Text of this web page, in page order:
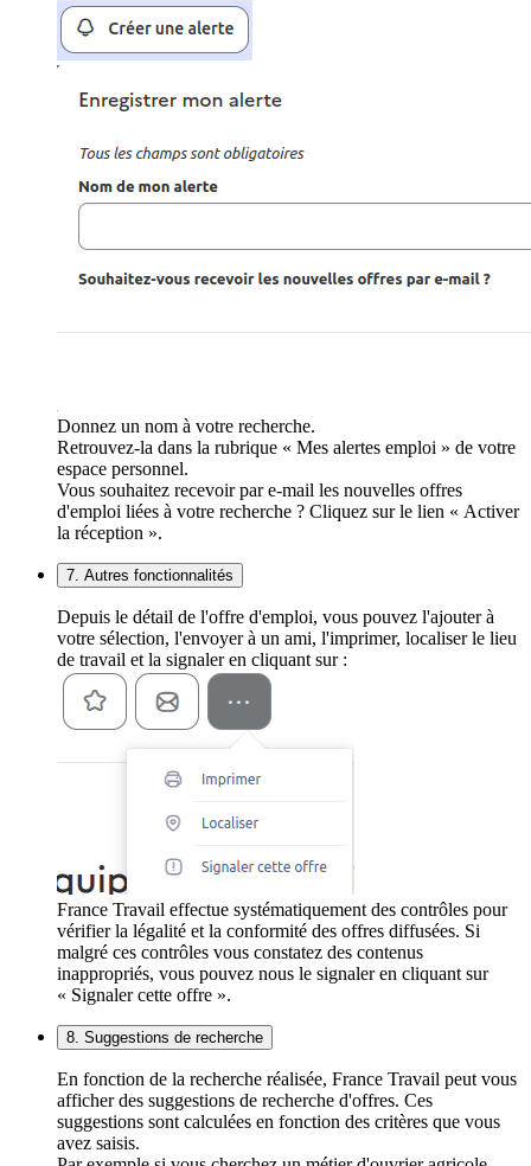
Donnez un nom à votre recherche.
Retrouvez-la dans la rubrique « Mes alertes emploi » de votre
espace personnel.
Vous souhaitez recevoir par e-mail les nouvelles offres
d'emploi liées à votre recherche ? Cliquez sur le lien « Activer
la réception ».
7. Autres fonctionnalités
Depuis le détail de l'offre d'emploi, vous pouvez l'ajouter à
votre sélection, l'envoyer à un ami, l'imprimer, localiser le lieu
de travail et la signaler en cliquant sur :
France Travail effectue systématiquement des contrôles pour
vérifier la légalité et la conformité des offres diffusées. Si
malgré ces contrôles vous constatez des contenus
inappropriés, vous pouvez nous le signaler en cliquant sur
« Signaler cette offre ».
8. Suggestions de recherche
En fonction de la recherche réalisée, France Travail peut vous
afficher des suggestions de recherche d'offres. Ces
suggestions sont calculées en fonction des critères que vous
avez saisis.